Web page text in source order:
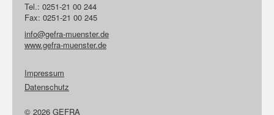
Tel.: 0251-21 00 244
Fax: 0251-21 00 245
info@gefra-muenster.de
www.gefra-muenster.de
Impressum
Datenschutz
© 2026 GEFRA